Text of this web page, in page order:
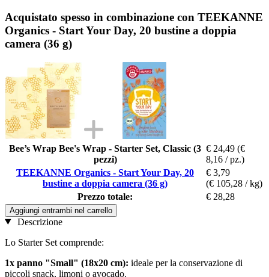
Acquistato spesso in combinazione con TEEKANNE
Organics - Start Your Day, 20 bustine a doppia
camera (36 g)
Bee’s Wrap Bee's Wrap - Starter Set, Classic (3
pezzi)
€ 24,49 (€
8,16 / pz.)
TEEKANNE Organics - Start Your Day, 20
bustine a doppia camera (36 g)
€ 3,79
(€ 105,28 / kg)
Prezzo totale:
€ 28,28
Aggiungi entrambi nel carrello
Descrizione
Lo Starter Set comprende:
1x panno "Small" (18x20 cm): ideale per la conservazione di
piccoli snack, limoni o avocado.